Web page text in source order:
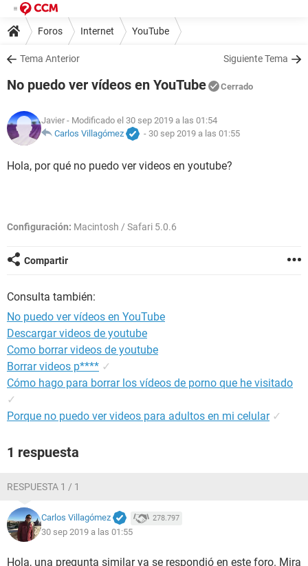
Foros Internet YouTube
Tema Anterior Siguiente Tema
No puedo ver vídeos en YouTube Cerrado
Javier - Modificado el 30 sep 2019 a las 01:54
Carlos Villagómez
- 30 sep 2019 a las 01:55
Hola, por qué no puedo ver videos en youtube?
Configuración: Macintosh / Safari 5.0.6
Compartir
Consulta también:
No puedo ver vídeos en YouTube
Descargar videos de youtube
Como borrar videos de youtube
Borrar videos p**** ✓
Cómo hago para borrar los vídeos de porno que he visitado
✓
Porque no puedo ver videos para adultos en mi celular ✓
1 respuesta
RESPUESTA 1 / 1
Carlos Villagómez 278.797
30 sep 2019 a las 01:55
Hola, una pregunta similar ya se respondió en este foro. Mira